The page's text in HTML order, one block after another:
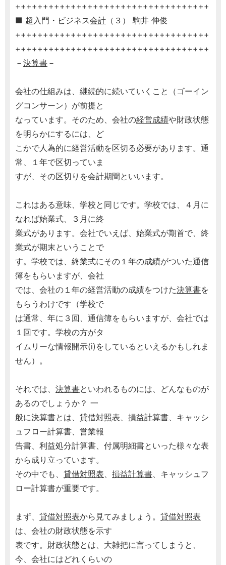
+++++++++++++++++++++++++++++++++++
■ 超入門・ビジネス会計 （３） 駒井 伸俊
+++++++++++++++++++++++++++++++++++
+++++++++++++++++++++++++++++++++++
－ 決算書 －
会社の仕組みは、継続的に続いていくこと（ゴーイン
グコンサーン）が前提と
なっています。そのため、会社の経営成績や財政状態
を明らかにするには、ど
こかで人為的に経営活動を区切る必要があります。通
常、１年で区切っていま
すが、その区切りを会計期間といいます。
これはある意味、学校と同じです。学校では、４月に
なれば始業式、３月に終
業式があります。会社でいえば、始業式が期首で、終
業式が期末ということで
す。学校では、終業式にその１年の成績がついた通信
簿をもらいますが、会社
では、会社の１年の経営活動の成績をつけた決算書を
もらうわけです（学校で
は通常、年に３回、通信簿をもらいますが、会社では
１回です。学校の方がタ
イムリーな情報開示(i)をしているといえるかもしれま
せん）。
それでは、 決算書といわれるものには、どんなものが
あるのでしょうか？ 一
般に決算書とは、 貸借対照表、 損益計算書、キャッシ
ュフロー計算書、営業報
告書、利益処分計算書、付属明細書といった様々な表
から成り立っています。
その中でも、 貸借対照表、 損益計算書、キャッシュフ
ロー計算書が重要です。
まず、 貸借対照表から見てみましょう。 貸借対照表
は、会社の財政状態を示す
表です。財政状態とは、大雑把に言ってしまうと、
今、会社にはどれくらいの